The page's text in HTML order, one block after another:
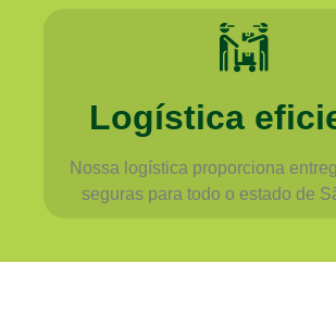
Logística
Nossa logística proporciona
seguras para todo o estado de